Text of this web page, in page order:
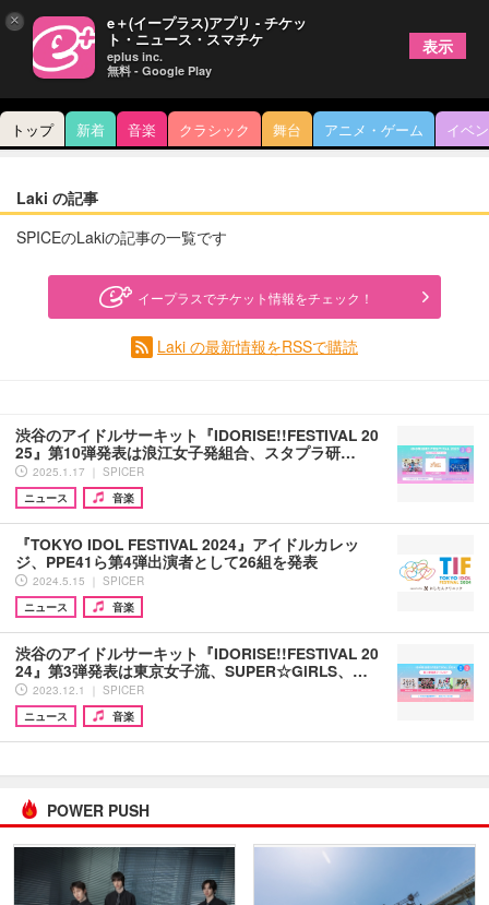
トップ 新着 音楽 クラシック 舞台 アニメ・ゲーム イベ
Laki の記事
SPICEのLakiの記事の一覧です
イープラスでチケット情報をチェック！
Laki の最新情報をRSSで購読
渋谷のアイドルサーキット『IDORISE!!FESTIVAL 20
25』第10弾発表は浪江女子発組合、スタプラ研…
2025.1.17 ｜ SPICER
ニュース
音楽
『TOKYO IDOL FESTIVAL 2024』アイドルカレッ
ジ、PPE41ら第4弾出演者として26組を発表
2024.5.15 ｜ SPICER
ニュース
音楽
渋谷のアイドルサーキット『IDORISE!!FESTIVAL 20
24』第3弾発表は東京女子流、SUPER☆GiRLS、…
2023.12.1 ｜ SPICER
ニュース
音楽
POWER PUSH
× e＋(イープラス)アプリ - チケッ
ト・ニュース・スマチケ
eplus inc.
無料 - Google Play
表示